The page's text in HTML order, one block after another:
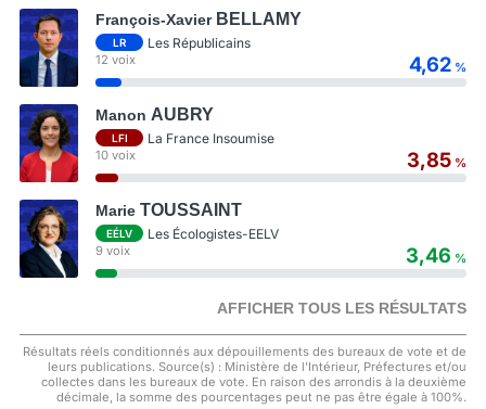
François-Xavier BELLAMY
LR Les Républicains
12 voix 4,62 %
Manon AUBRY
LFI La France Insoumise
10 voix 3,85 %
Marie TOUSSAINT
EÉLV Les Écologistes-EELV
9 voix 3,46 %
AFFICHER TOUS LES RÉSULTATS
Résultats réels conditionnés aux dépouillements des bureaux de vote et de
leurs publications. Source(s) : Ministère de l'Intérieur, Préfectures et/ou
collectes dans les bureaux de vote. En raison des arrondis à la deuxième
décimale, la somme des pourcentages peut ne pas être égale à 100%.